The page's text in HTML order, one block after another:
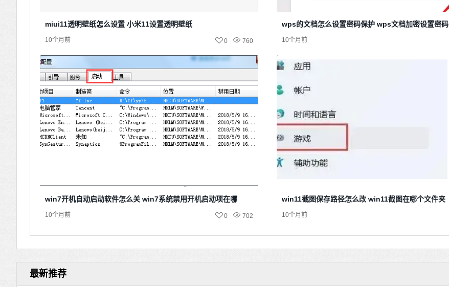
miui11透明壁纸怎么设置 小米11设置透明壁纸
10个月前 760
0
wps的文档怎么设置密码保护 wps文档加密设置密码
10个月前
win7开机自动启动软件怎么关 win7系统禁用开机启动项在哪
10个月前 702
0
win11截图保存路径怎么改 win11截图在哪个文件夹
10个月前
最新推荐